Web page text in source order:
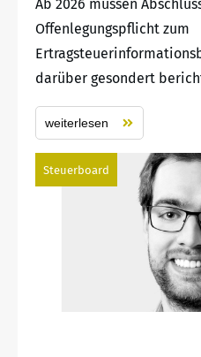
Ab 2026 müssen
Offenlegungspflicht zum
darüber gesondert
weiterlesen
Steuerboard